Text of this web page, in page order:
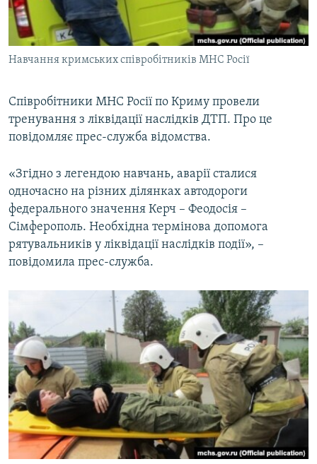
ВІДЕОУРОКИ «ELIFBE»
СВІДЧЕННЯ ОКУПАЦІЇ
УКРАЇНСЬКА ПРОБЛЕМА КРИМУ
Русский
Qırımtatar
Навчання кримських співробітників МНС Росії
Співробітники МНС Росії по Криму провели
тренування з ліквідації наслідків ДТП. Про це
повідомляє прес-служба відомства.
«Згідно з легендою навчань, аварії сталися
одночасно на різних ділянках автодороги
федерального значення Керч – Феодосія –
Сімферополь. Необхідна термінова допомога
рятувальників у ліквідації наслідків події», –
повідомила прес-служба.